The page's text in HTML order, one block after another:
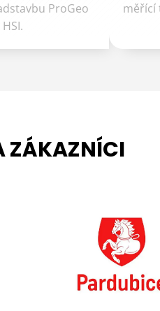
ProGeo
měřící
ZÁKAZNÍCI